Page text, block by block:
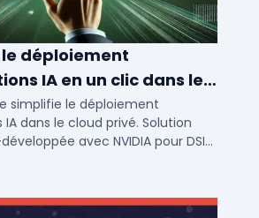
le déploiement
IA en un clic dans le
simplifie le déploiement
dans le cloud privé. Solution
avec NVIDIA pour DSI
: performance et conformité.